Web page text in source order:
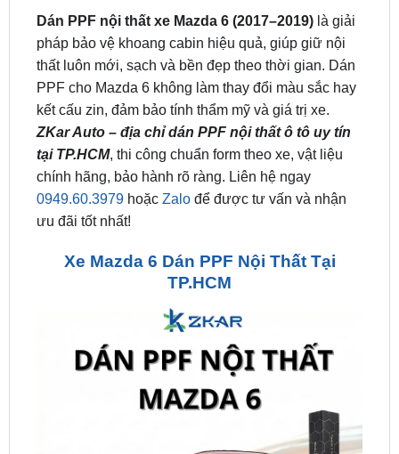
thất luôn mới, sạch và bền đẹp theo thời gian. Dán
PPF cho Mazda 6 không làm thay đổi màu sắc hay
kết cấu zin, đảm bảo tính thẩm mỹ và giá trị xe.
ZKar Auto – địa chỉ dán PPF nội thất ô tô uy tín
tại TP.HCM , thi công chuẩn form theo xe, vật liệu
chính hãng, bảo hành rõ ràng. Liên hệ ngay
0949.60.3979hoặcZalođể được tư vấn và nhận
ưu đãi tốt nhất!
Xe Mazda 6 Dán PPF Nội Thất Tại